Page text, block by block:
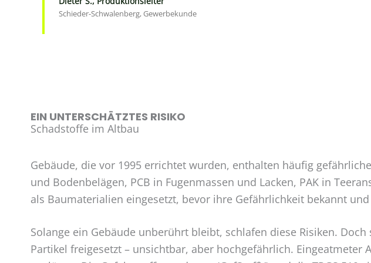
Schieder-Schwalenberg, Gewerbekunde
EIN UNTERSCHÄTZTES RISIKO
Schadstoffe im Altbau
Gebäude, die vor 1995 errichtet wurden, enthalten häufig
und Bodenbelägen, PCB in Fugenmassen und Lacken, PAK in
als Baumaterialien eingesetzt, bevor ihre Gefährlichkeit bekannt
Solange ein Gebäude unberührt bleibt, schlafen diese Risiken.
Partikel freigesetzt – unsichtbar, aber hochgefährlich.